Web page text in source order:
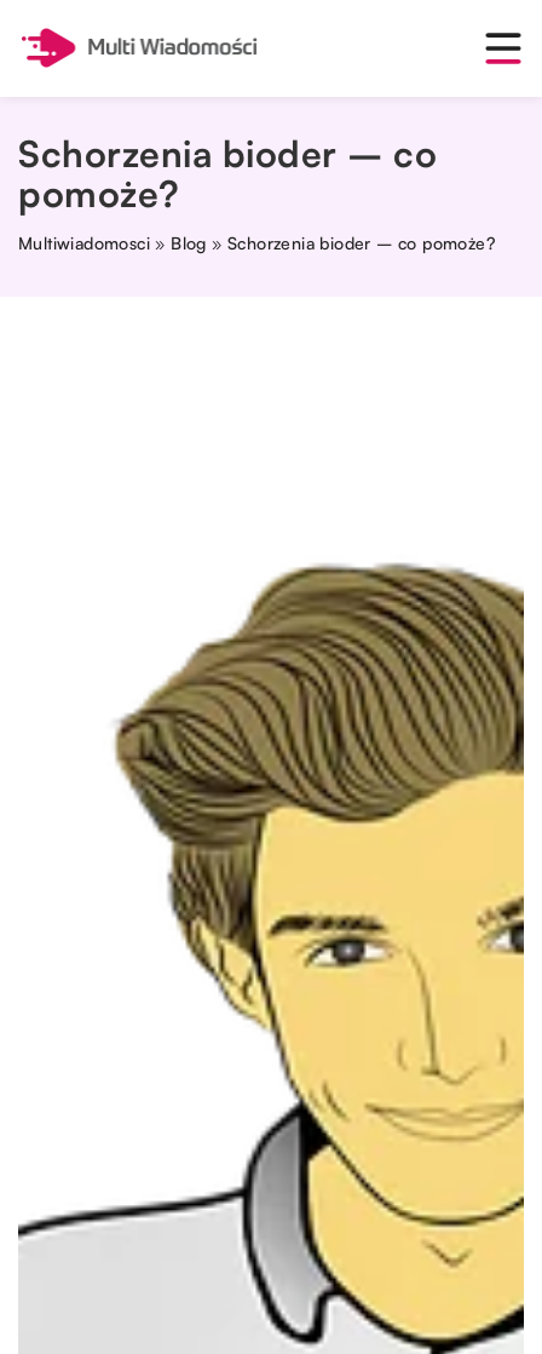
Schorzenia bioder – co
pomoże?
Multiwiadomosci » Blog »Schorzenia bioder – co pomoże?